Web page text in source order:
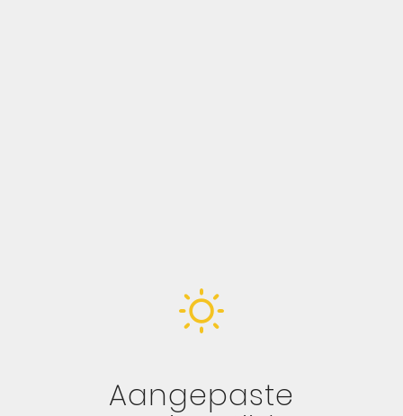
Aangepaste